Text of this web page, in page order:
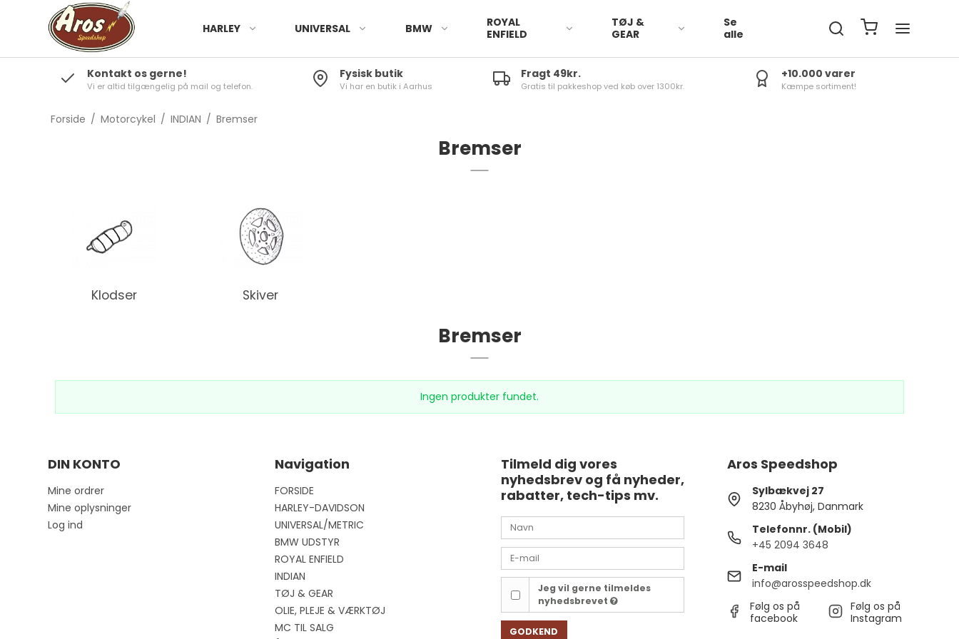
HARLEY UNIVERSAL BMW
ROYAL
ENFIELD
TØJ &
GEAR
Se
alle
Kontakt os gerne!
Vi er altid tilgængelig på mail og telefon.
Fysisk butik
Vi har en butik i Aarhus
Fragt 49kr.
Gratis til pakkeshop ved køb over 1300kr.
+10.000 varer
Kæmpe sortiment!
Forside / Motorcykel / INDIAN / Bremser
Bremser
Klodser Skiver
Bremser
Ingen produkter fundet.
DIN KONTO
Mine ordrer
Mine oplysninger
Log ind
Navigation
FORSIDE
HARLEY-DAVIDSON
UNIVERSAL/METRIC
BMW UDSTYR
ROYAL ENFIELD
INDIAN
TØJ & GEAR
OLIE, PLEJE & VÆRKTØJ
MC TIL SALG
Tilmeld dig vores
nyhedsbrev og få nyheder,
rabatter, tech-tips mv.
Jeg vil gerne tilmeldes
nyhedsbrevet
GODKEND
Aros Speedshop
Sylbækvej 27
8230 Åbyhøj, Danmark
Telefonnr. (Mobil)
+45 2094 3648
E-mail
info@arosspeedshop.dk
Følg os på
facebook
Følg os på
Instagram